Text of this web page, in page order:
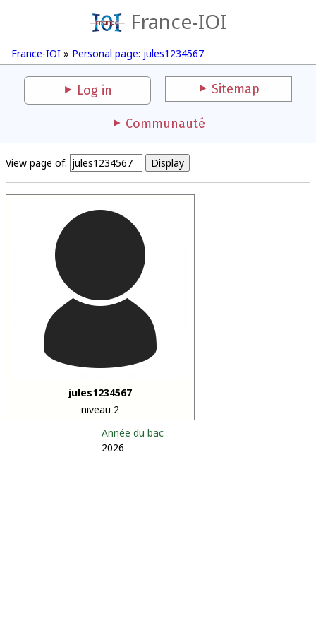
France-IOI
France-IOI » Personal page: jules1234567
Log in Sitemap
Communauté
View page of:
jules1234567
niveau 2
Année du bac
2026